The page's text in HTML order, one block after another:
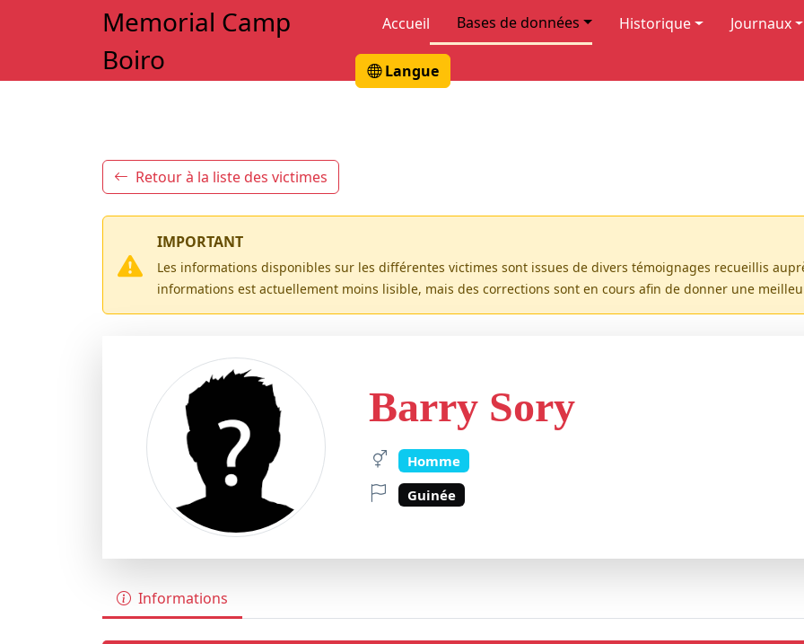
Memorial Camp
Boiro
Accueil Bases de données Historique Journaux
Langue
Retour à la liste des victimes
IMPORTANT
Les informations disponibles sur les différentes victimes sont issues de divers témoignages recueillis
informations est actuellement moins lisible, mais des corrections sont en cours afin de donner une
Barry Sory
Homme
Guinée
Informations